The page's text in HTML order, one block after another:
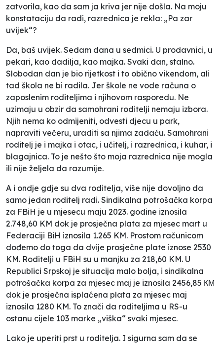
zatvorila, kao da sam ja kriva jer nije došla. Na moju
konstataciju da radi, razrednica je rekla: „Pa zar
uvijek“?
Da, baš uvijek. Sedam dana u sedmici. U prodavnici, u
pekari, kao dadilja, kao majka. Svaki dan, stalno.
Slobodan dan je bio rijetkost i to obično vikendom, ali
tad škola ne bi radila. Jer škole ne vode računa o
zaposlenim roditeljima i njihovom rasporedu. Ne
uzimaju u obzir da samohrani roditelji nemaju izbora.
Njih nema ko odmijeniti, odvesti djecu u park,
napraviti večeru, uraditi sa njima zadaću. Samohrani
roditelj je i majka i otac, i učitelj, i razrednica, i kuhar, i
blagajnica. To je nešto što moja razrednica nije mogla
ili nije željela da razumije.
A i ondje gdje su dva roditelja, više nije dovoljno da
samo jedan roditelj radi. Sindikalna potrošačka korpa
za FBiH je u mjesecu maju 2023. godine iznosila
2.748,60 KM dok je prosječna plata za mjesec mart u
Federaciji BiH iznosila 1.265 KM. Prostom računicom
dođemo do toga da dvije prosječne plate iznose 2530
KM. Roditelji u FBiH su u manjku za 218,60 KM. U
Republici Srpskoj je situacija malo bolja, i sindikalna
potrošačka korpa za mjesec maj je iznosila 2456,85 КМ
dok je prosječna isplaćena plata za mjesec maj
iznosila 1280 KM. To znači da roditeljima u RS-u
ostanu cijele 103 marke „viška“ svaki mjesec.
Lako je uperiti prst u roditelja. I sigurna sam da se